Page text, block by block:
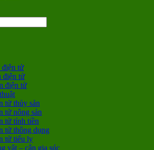
điện tử
điện tử
điện tử
tử thủy sản
tử nông sản
tử tính tiền
tử thông dụng
tử tiểu ly
vật – cân gia súc